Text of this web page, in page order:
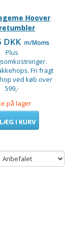
Hoover
DKK m/Moms
Plus
Fri fragt
ved køb over
599,-
på lager
LÆG I KURV